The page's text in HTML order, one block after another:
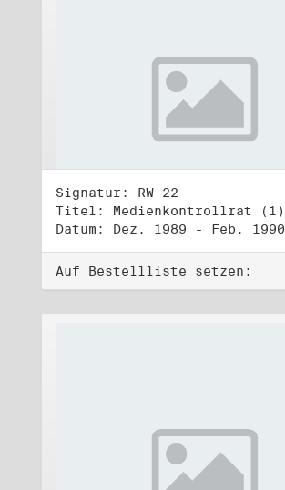
Signatur: RW 22
Titel: Medienkontrollrat (1)
Datum: Dez. 1989 - Feb. 1990
Auf Bestellliste setzen: